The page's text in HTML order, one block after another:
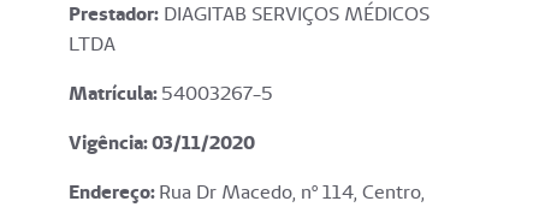
Prestador: DIAGITAB SERVIÇOS MÉDICOS
LTDA
Matrícula:54003267-5
Vigência: 03/11/2020
Endereço:Rua Dr Macedo, nº 114, Centro,